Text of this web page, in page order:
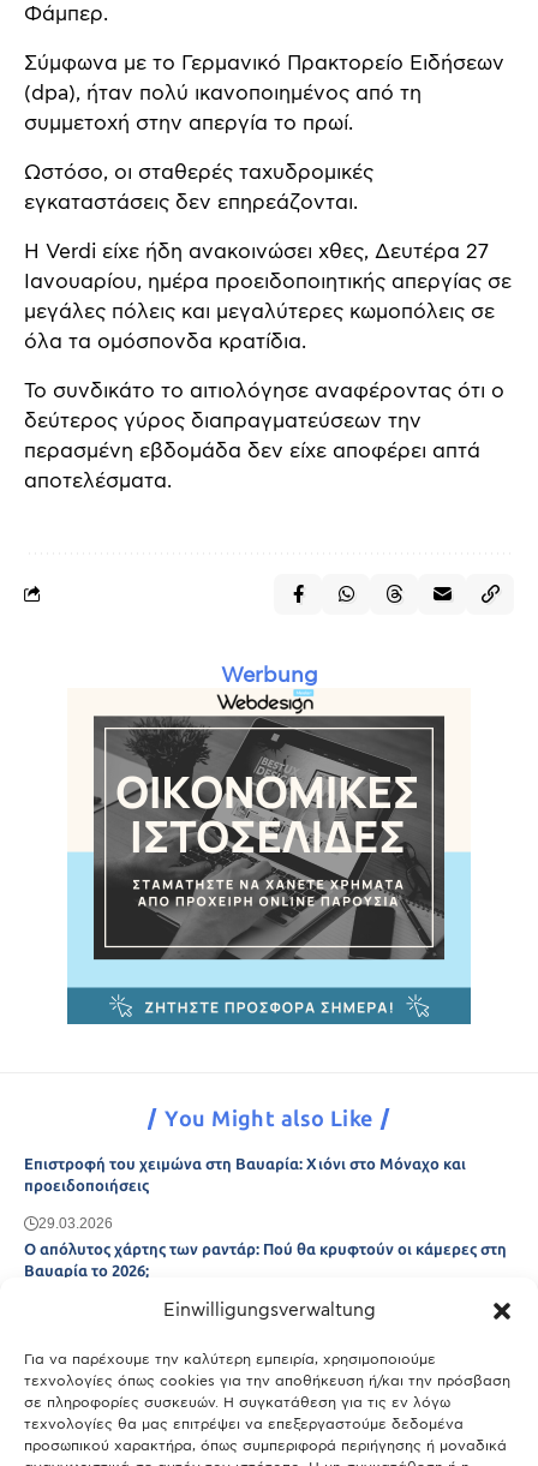
Einwilligungsverwaltung
Για να παρέχουμε την καλύτερη εμπειρία, χρησιμοποιούμε
τεχνολογίες όπως cookies για την αποθήκευση ή/και την πρόσβαση
σε πληροφορίες συσκευών. Η συγκατάθεση για τις εν λόγω
τεχνολογίες θα μας επιτρέψει να επεξεργαστούμε δεδομένα
προσωπικού χαρακτήρα, όπως συμπεριφορά περιήγησης ή μοναδικά
Φάμπερ.
Σύμφωνα με το Γερμανικό Πρακτορείο Ειδήσεων
(dpa), ήταν πολύ ικανοποιημένος από τη
συμμετοχή στην απεργία το πρωί.
Ωστόσο, οι σταθερές ταχυδρομικές
εγκαταστάσεις δεν επηρεάζονται.
Η Verdi είχε ήδη ανακοινώσει χθες, Δευτέρα 27
Ιανουαρίου, ημέρα προειδοποιητικής απεργίας σε
μεγάλες πόλεις και μεγαλύτερες κωμοπόλεις σε
όλα τα ομόσπονδα κρατίδια.
Το συνδικάτο το αιτιολόγησε αναφέροντας ότι ο
δεύτερος γύρος διαπραγματεύσεων την
περασμένη εβδομάδα δεν είχε αποφέρει απτά
αποτελέσματα.
Werbung
You Might also Like
Επιστροφή του χειμώνα στη Βαυαρία: Χιόνι στο Μόναχο και
προειδοποιήσεις
29.03.2026
Ο απόλυτος χάρτης των ραντάρ: Πού θα κρυφτούν οι κάμερες στη
Βαυαρία το 2026;
Μόναχο;
25.03.2026
Θύελλα χτυπά το Μόναχο: Κίνδυνος από τους ισχυρούς ανέμους
και τις καταιγίδες